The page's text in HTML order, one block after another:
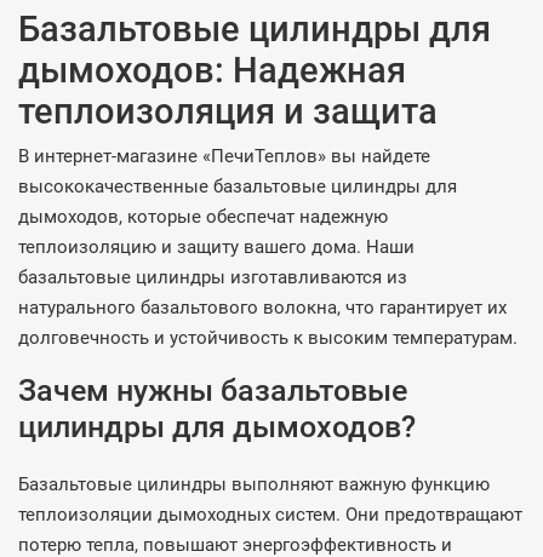
Базальтовые цилиндры для
дымоходов: Надежная
теплоизоляция и защита
В интернет-магазине «ПечиТеплов» вы найдете
высококачественные базальтовые цилиндры для
дымоходов, которые обеспечат надежную
теплоизоляцию и защиту вашего дома. Наши
базальтовые цилиндры изготавливаются из
натурального базальтового волокна, что гарантирует их
долговечность и устойчивость к высоким температурам.
Зачем нужны базальтовые
цилиндры для дымоходов?
Базальтовые цилиндры выполняют важную функцию
теплоизоляции дымоходных систем. Они предотвращают
потерю тепла, повышают энергоэффективность и